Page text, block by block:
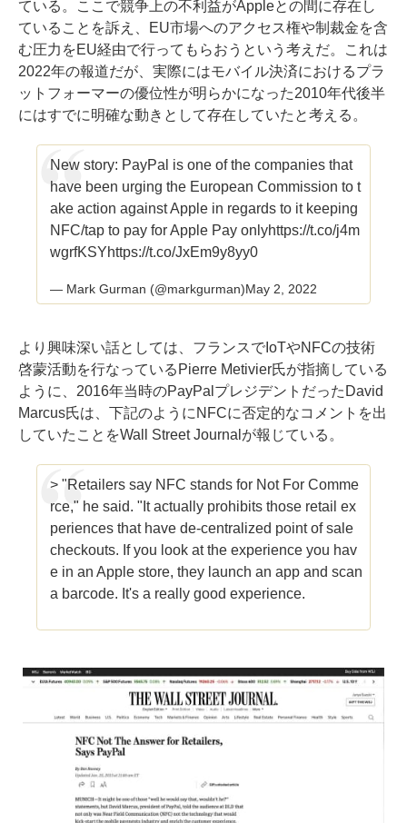
ている。ここで競争上の不利益がAppleとの間に存在し
ていることを訴え、EU市場へのアクセス権や制裁金を含
む圧力をEU経由で行ってもらおうという考えだ。これは
2022年の報道だが、実際にはモバイル決済におけるプラ
ットフォーマーの優位性が明らかになった2010年代後半
にはすでに明確な動きとして存在していたと考える。
New story: PayPal is one of the companies that
have been urging the European Commission to t
ake action against Apple in regards to it keeping
NFC/tap to pay for Apple Pay onlyhttps://t.co/j4m
wgrfKSYhttps://t.co/JxEm9y8yy0
— Mark Gurman (@markgurman)May 2, 2022
より興味深い話としては、フランスでIoTやNFCの技術
啓蒙活動を行なっている Pierre Metivier氏が指摘している
ように、2016年当時のPayPalプレジデントだったDavid
Marcus氏は、下記のようにNFCに否定的なコメントを出
していたことをWall Street Journalが報じている。
> "Retailers say NFC stands for Not For Comme
rce," he said. "It actually prohibits those retail ex
periences that have de-centralized point of sale
checkouts. If you look at the experience you hav
e in an Apple store, they launch an app and scan
a barcode. It's a really good experience.